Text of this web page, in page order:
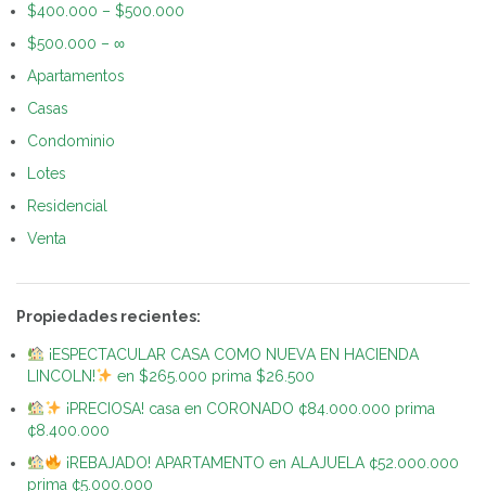
$400.000 – $500.000
$500.000 – ∞
Apartamentos
Casas
Condominio
Lotes
Residencial
Venta
Propiedades recientes:
¡ESPECTACULAR CASA COMO NUEVA EN HACIENDA
LINCOLN!
en $265.000 prima $26.500
¡PRECIOSA! casa en CORONADO ¢84.000.000 prima
¢8.400.000
¡REBAJADO! APARTAMENTO en ALAJUELA ¢52.000.000
prima ¢5.000.000